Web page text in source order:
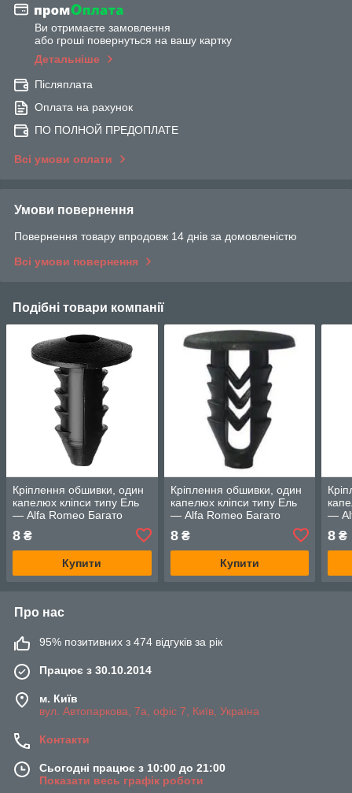
Ви отримаєте замовлення
або гроші повернуться на вашу картку
Детальніше
Післяплата
Оплата на рахунок
ПО ПОЛНОЙ ПРЕДОПЛАТЕ
Всі умови оплати
Умови повернення
Повернення товару впродовж 14 днів за домовленістю
Всі умови повернення
Подібні товари компанії
Кріплення обшивки, один
капелюх кліпси типу Ель
— Alfa Romeo Багато
8 ₴
Купити
Кріплення обшивки, один
капелюх кліпси типу Ель
— Alfa Romeo Багато
8₴
Купити
—
8 ₴
Про нас
95% позитивних з 474 відгуків за рік
Працює з 30.10.2014
м. Київ
вул. Автопаркова, 7а, офіс 7, Київ, Україна
Контакти
Сьогодні працює з 10:00 до 21:00
Показати весь графік роботи